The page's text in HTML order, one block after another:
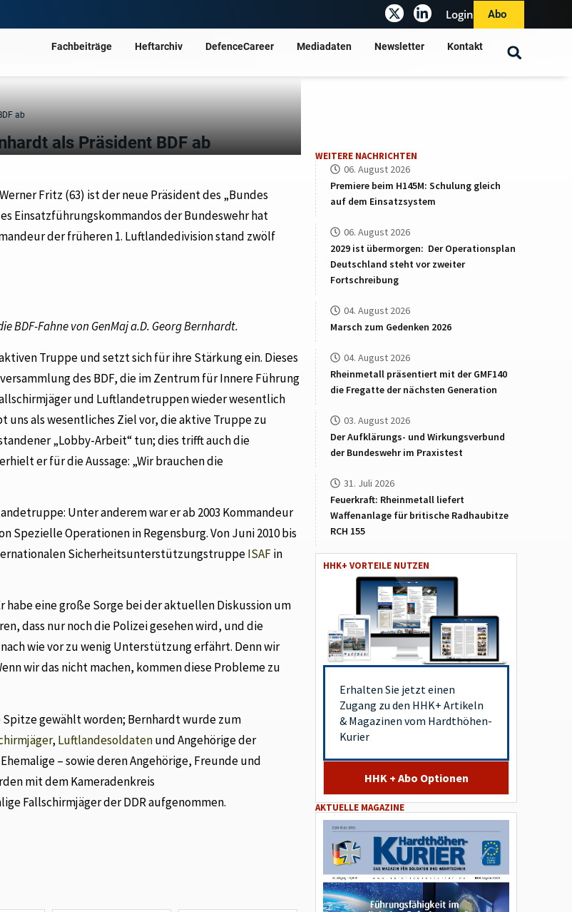
Login Abo
Fachbeiträge Heftarchiv DefenceCareer Mediadaten Newsletter Kontakt
ab
als Präsident BDF ab
Fritz (63) ist der neue Präsident des „Bundes
Einsatzführungskommandos der Bundeswehr hat
der früheren 1. Luftlandedivision stand zwölf
BDF-Fahne von GenMaj a.D. Georg Bernhardt.
Truppe und setzt sich für ihre Stärkung ein. Dieses
des BDF, die im Zentrum für Innere Führung
und Luftlandetruppen wieder wesentlich
uns als wesentliches Ziel vor, die aktive Truppe zu
„Lobby-Arbeit“ tun; dies trifft auch die
er für die Aussage: „Wir brauchen die
Unter anderem war er ab 2003 Kommandeur
Spezielle Operationen in Regensburg. Von Juni 2010 bis
SicherheitsunterstützungstruppeISAFin
eine große Sorge bei der aktuellen Diskussion um
dass nur noch die Polizei gesehen wird, und die
wie vor zu wenig Unterstützung erfährt. Denn wir
wir das nicht machen, kommen diese Probleme zu
Spitze gewählt worden; Bernhardt wurde zum
, Luftlandesoldatenund Angehörige der
– sowie deren Angehörige, Freunde und
mit dem Kameradenkreis
Fallschirmjäger der DDR aufgenommen.
WEITERE NACHRICHTEN
06. August 2026
Premiere beim H145M: Schulung gleich
auf dem Einsatzsystem
06. August 2026
2029 ist übermorgen: Der Operationsplan
Deutschland steht vor zweiter
Fortschreibung
04. August 2026
Marsch zum Gedenken 2026
04. August 2026
Rheinmetall präsentiert mit der GMF140
die Fregatte der nächsten Generation
03. August 2026
Der Aufklärungs- und Wirkungsverbund
der Bundeswehr im Praxistest
31. Juli 2026
Feuerkraft: Rheinmetall liefert
Waffenanlage für britische Radhaubitze
RCH 155
HHK+ VORTEILE NUTZEN
Erhalten Sie jetzt einen
Zugang zu den HHK+ Artikeln
& Magazinen vom Hardthöhen-
Kurier
HHK + Abo Optionen
AKTUELLE MAGAZINE